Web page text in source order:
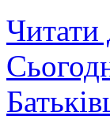
Читати